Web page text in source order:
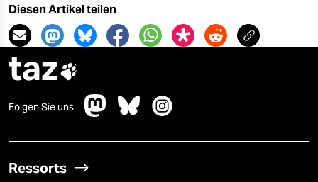
Diesen Artikel teilen
taz
Folgen Sie uns
Ressorts